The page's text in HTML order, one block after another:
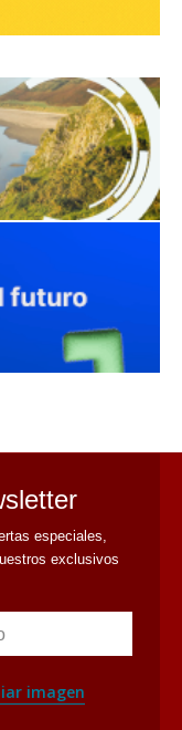
especiales,
exclusivos
imagen